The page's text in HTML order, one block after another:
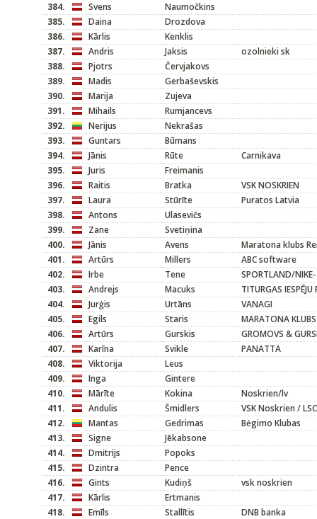
384.
Svens
Naumočkins
385.
Daina
Drozdova
386.
Kārlis
Kenklis
387.
Andris Jaksis
ozolnieki sk
388.
Pjotrs
Červjakovs
389.
Madis
Gerbaševskis
390.
Marija
Zujeva
391.
Mihails
Rumjancevs
392.
Nerijus
Nekrašas
393.
Guntars
Būmans
394.
Jānis Rūte
Carnikava
395.
Juris
Freimanis
396.
Raitis Bratka
VSK NOSKRIEN
397.
Laura Stūrīte
Puratos Latvia
398.
Antons
Ulasevičs
399.
Zane
Svetiņina
400.
Jānis Avens
Maratona klubs
401.
Artūrs Millers
ABC software
402.
Irbe Tene
SPORTLAND/
403.
Andrejs Macuks
TITURGAS IESPĒJU
404.
Jurģis Urtāns
VANAGI
405.
Egils Staris
MARATONA KLUBS
406.
Artūrs Gurskis
GROMOVS &
407.
Karīna Svikle
PANATTA
408.
Viktorija
Leus
409.
Inga
Gintere
410.
Mārīte Kokina
Noskrien/lv
411.
Andulis Šmidlers
VSK Noskrien / LSC
412.
Mantas Gedrimas
Bėgimo Klubas
413.
Signe
Jēkabsone
414.
Dmitrijs
Popoks
415.
Dzintra
Pence
416.
Gints Kudiņš
vsk noskrien
417.
Kārlis
Ertmanis
418.
Emīls Stallītis
DNB banka